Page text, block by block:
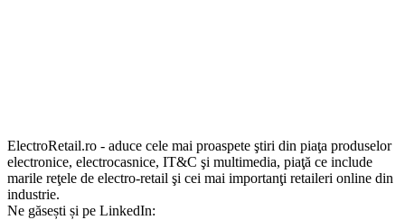
ElectroRetail.ro - aduce cele mai proaspete ştiri din piaţa produselor
electronice, electrocasnice, IT&C şi multimedia, piaţă ce include
marile reţele de electro-retail şi cei mai importanţi retaileri online din
industrie.
Ne găsești și pe LinkedIn: